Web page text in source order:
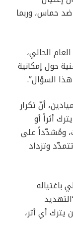
حماس، وربما
الحالي،
حول إمكانية
هذا السؤال”.
أنّ تكرار
أثراً أو
ومُشدّداً على
وتزداد
باغتياله
يترك أي أثر،